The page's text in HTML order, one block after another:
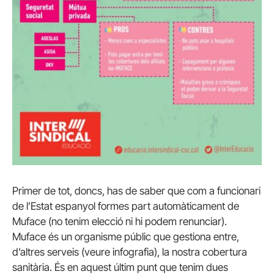
Primer de tot, doncs, has de saber que com a funcionari
de l’Estat espanyol formes part automàticament de
Muface (no tenim elecció ni hi podem renunciar).
Muface és un organisme públic que gestiona entre,
d’altres serveis (veure infografia), la nostra cobertura
sanitària. És en aquest últim punt que tenim dues